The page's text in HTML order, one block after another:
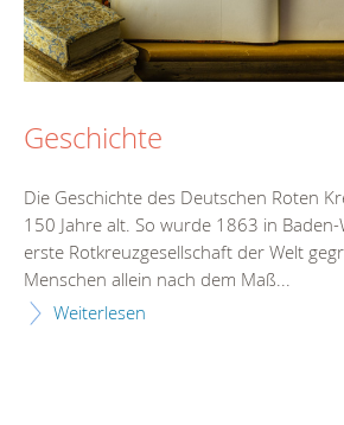
Geschichte
Die Geschichte des Deutschen Roten
150 Jahre alt. So wurde 1863 in
erste Rotkreuzgesellschaft der Welt
Menschen allein nach dem Maß...
Weiterlesen